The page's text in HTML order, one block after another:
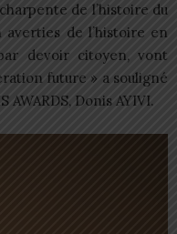
de l’histoire du
de l’histoire en
devoir citoyen, vont
future » a souligné
Donis AYIVI.